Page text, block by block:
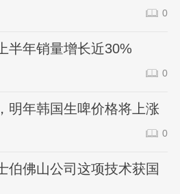
0
半年销量增长近30%
0
明年韩国生啤价格将上涨
0
伯佛山公司这项技术获国